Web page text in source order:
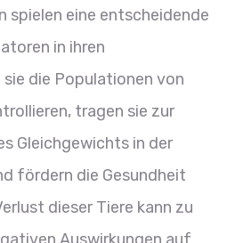
spielen eine entscheidende
in ihren
die Populationen von
tragen sie zur
Gleichgewichts in der
fördern die Gesundheit
dieser Tiere kann zu